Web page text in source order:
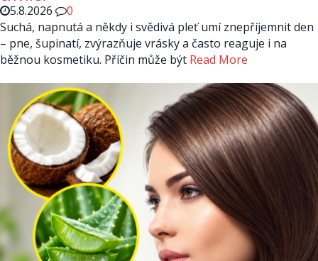
5.8.2026
0
Suchá, napnutá a někdy i svědivá pleť umí znepříjemnit den
– pne, šupinatí, zvýrazňuje vrásky a často reaguje i na
běžnou kosmetiku. Příčin může být Read More